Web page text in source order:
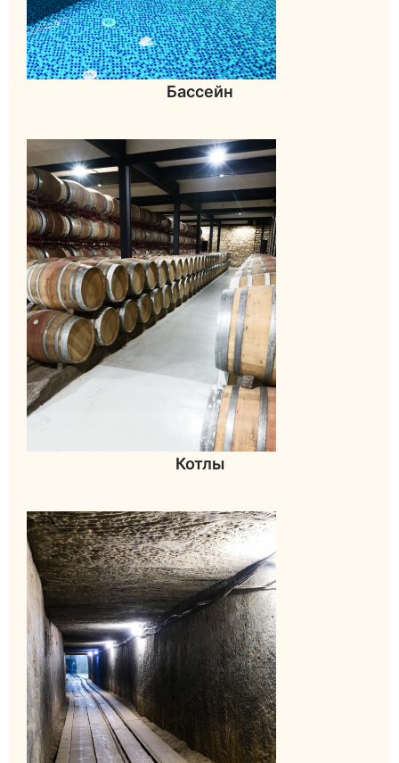
Бассейн
Котлы